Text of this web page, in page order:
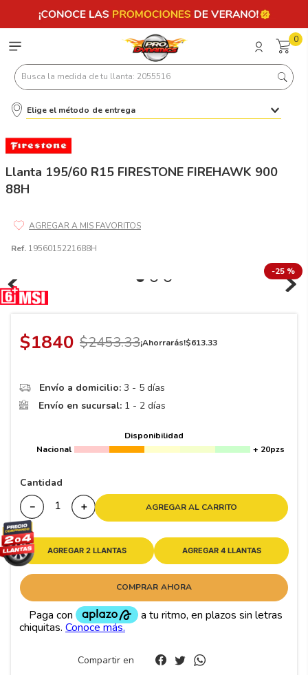
0
Busca la medida de tu llanta: 2055516
Elige el método de entrega
Llanta 195/60 R15 FIRESTONE FIREHAWK 900
88H
Ref. 1956015221688H
-25 %
$1840 $2453.33¡Ahorrarás!$613.33
Envío a domicilio: 3 - 5 días
Envío en sucursal: 1 - 2 días
Disponibilidad
Nacional
+ 20pzs
Cantidad
＋
－ AGREGAR AL CARRITO
AGREGAR 2 LLANTAS AGREGAR 4 LLANTAS
COMPRAR AHORA
Compartir en
Términos más buscados
7 245